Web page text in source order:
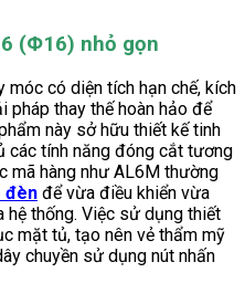
(Φ16) nhỏ gọn
có diện tích hạn chế, kích
thay thế hoàn hảo để
này sở hữu thiết kế tinh
các tính năng đóng cắt tương
mã hàng như AL6M thường
đèn để vừa điều khiển vừa
hệ thống. Việc sử dụng thiết
mặt tủ, tạo nên vẻ thẩm mỹ
chuyền sử dụng nút nhấn